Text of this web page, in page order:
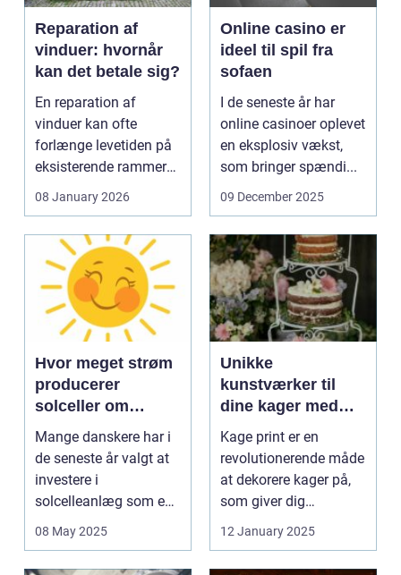
Reparation af
vinduer: hvornår
kan det betale sig?
En reparation af
vinduer kan ofte
forlænge levetiden på
eksisterende rammer
og glas med ...
08 January 2026
Online casino er
ideel til spil fra
sofaen
I de seneste år har
online casinoer oplevet
en eksplosiv vækst,
som bringer spændi...
09 December 2025
Hvor meget strøm
producerer
solceller om
vinteren?
Mange danskere har i
de seneste år valgt at
investere i
solcelleanlæg som en
bæred...
08 May 2025
Unikke
kunstværker til
dine kager med
kage print
Kage print er en
revolutionerende måde
at dekorere kager på,
som giver dig
mulighed for ...
12 January 2025